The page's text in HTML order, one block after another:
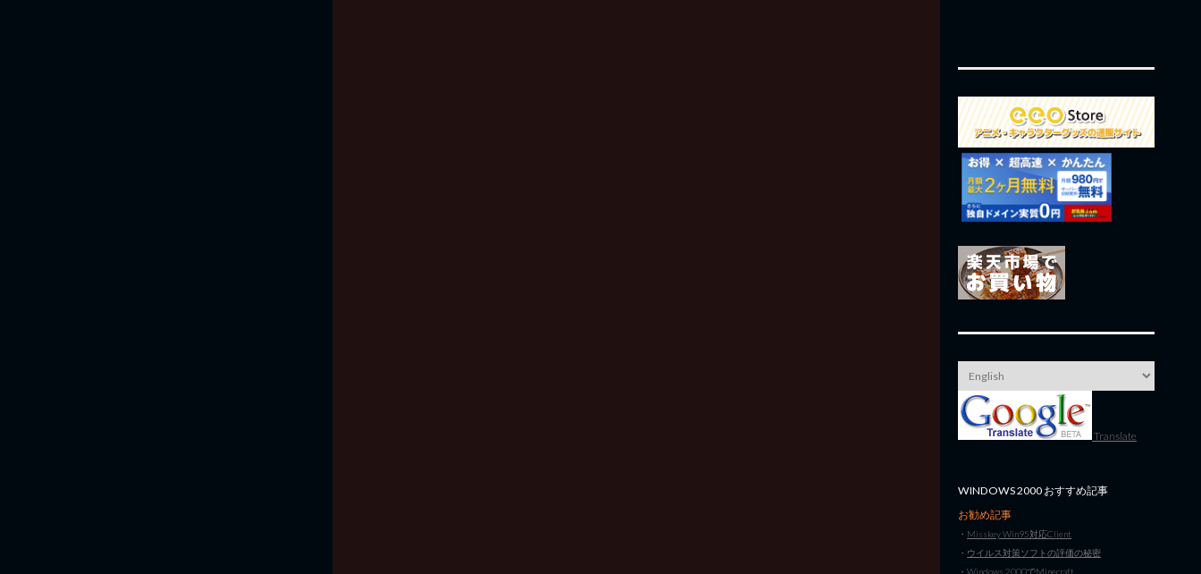
Translate
WINDOWS 2000 おすすめ記事
お勧め記事
・ Misskey Win95対応Client
・ ウイルス対策ソフトの評価の秘密
・ Windows 2000でMinecraft